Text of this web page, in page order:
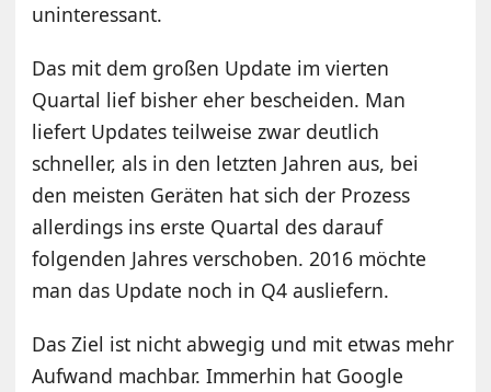
uninteressant.
Das mit dem großen Update im vierten
Quartal lief bisher eher bescheiden. Man
liefert Updates teilweise zwar deutlich
schneller, als in den letzten Jahren aus, bei
den meisten Geräten hat sich der Prozess
allerdings ins erste Quartal des darauf
folgenden Jahres verschoben. 2016 möchte
man das Update noch in Q4 ausliefern.
Das Ziel ist nicht abwegig und mit etwas mehr
Aufwand machbar. Immerhin hat Google